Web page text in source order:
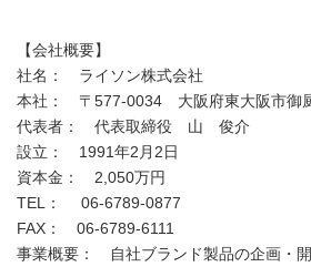
【会社概要】
社名： ライソン株式会社
本社： 〒577-0034 大阪府東大阪市御
代表者： 代表取締役 山 俊介
設立： 1991年2月2日
資本金： 2,050万円
TEL： 06-6789-0877
FAX： 06-6789-6111
事業概要： 自社ブランド製品の企画・